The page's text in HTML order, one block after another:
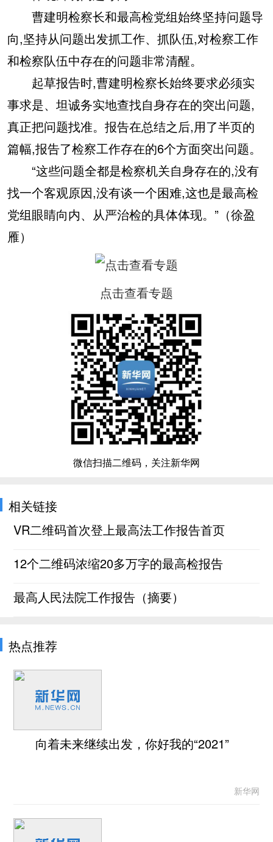
曹建明检察长和最高检党组始终坚持问题导
向,坚持从问题出发抓工作、抓队伍,对检察工作
和检察队伍中存在的问题非常清醒。
起草报告时,曹建明检察长始终要求必须实
事求是、坦诚务实地查找自身存在的突出问题,
真正把问题找准。报告在总结之后,用了半页的
篇幅,报告了检察工作存在的6个方面突出问题。
“这些问题全都是检察机关自身存在的,没有
找一个客观原因,没有谈一个困难,这也是最高检
党组眼睛向内、从严治检的具体体现。”（徐盈
雁）
点击查看专题
微信扫描二维码，关注新华网
相关链接
VR二维码首次登上最高法工作报告首页
12个二维码浓缩20多万字的最高检报告
最高人民法院工作报告（摘要）
热点推荐
向着未来继续出发，你好我的“2021”
新华网